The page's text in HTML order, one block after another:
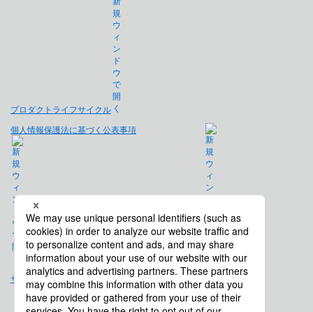
プロダクトライフサイクル
個人情報保護法に基づく公表事項
免責事項
サイトマップ